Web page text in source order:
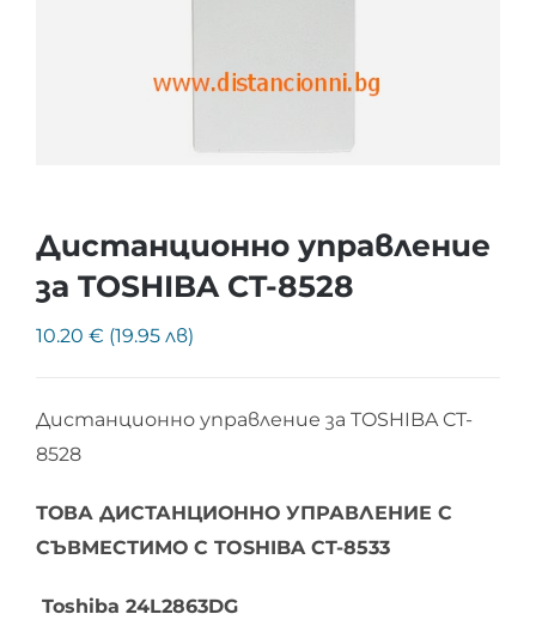
Дистанционно управление
за TOSHIBA CT-8528
10.20 € (19.95 лв)
Дистанционно управление за TOSHIBA CT-
8528
ТОВА ДИСТАНЦИОННО УПРАВЛЕНИЕ С
СЪВМЕСТИМО С TOSHIBA CT-8533
Toshiba 24L2863DG